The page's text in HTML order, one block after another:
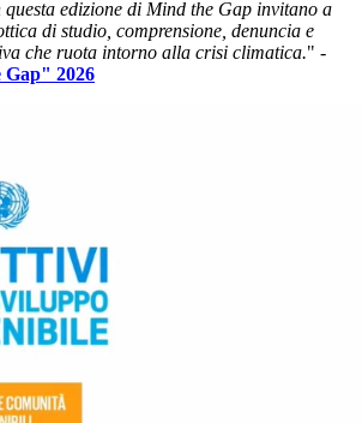
questa edizione di Mind the Gap invitano a
di studio, comprensione, denuncia e
che ruota intorno alla crisi climatica." -
2026